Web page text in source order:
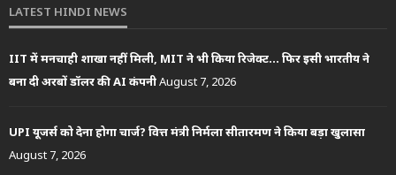
LATEST HINDI NEWS
IIT में मनचाही शाखा नहीं मिली, MIT ने भी किया रिजेक्ट… फिर इसी भारतीय ने
बना दी अरबों डॉलर की AI कंपनीAugust 7, 2026
UPI यूजर्स को देना होगा चार्ज? वित्त मंत्री निर्मला सीतारमण ने किया बड़ा खुलासा
August 7, 2026